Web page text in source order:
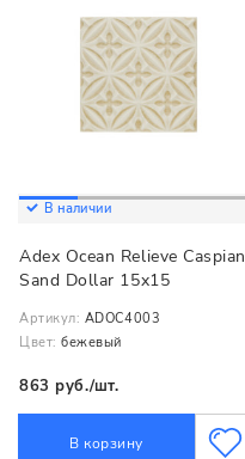
В наличии
Adex Ocean Relieve Caspian
Sand Dollar 15x15
Артикул: ADOC4003
Цвет: бежевый
863 руб./шт.
В корзину